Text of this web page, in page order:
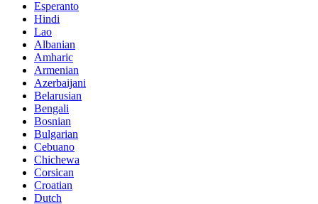
Esperanto
Hindi
Lao
Albanian
Amharic
Armenian
Azerbaijani
Belarusian
Bengali
Bosnian
Bulgarian
Cebuano
Chichewa
Corsican
Croatian
Dutch